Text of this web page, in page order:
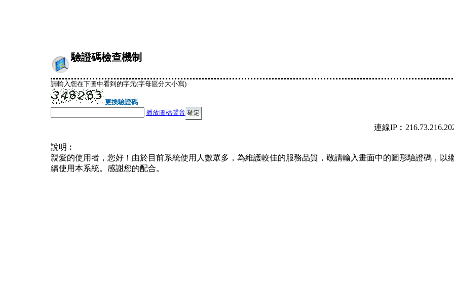
驗證碼檢查機制
請輸入您在下圖中看到的字元(字母區分大小寫)
更換驗證碼
播放圖檔聲音
連線
說明︰
親愛的使用者，您好！由於目前系統使用人數眾多，為維護較佳的服務品質，敬請輸入畫面中的圖形驗證碼，以
續使用本系統。感謝您的配合。